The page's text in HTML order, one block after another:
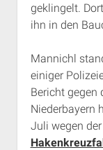
geklingelt.
ihn in den
Mannichl
einiger
Bericht gegen
Niederbayern
Juli wegen der